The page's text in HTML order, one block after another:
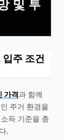
및 투
주 조건
가격과 함께
주거 환경을
득 기준을 충
.